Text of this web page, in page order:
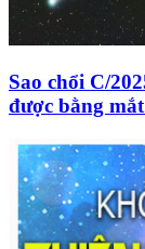
Sao chổi C/
được bằng